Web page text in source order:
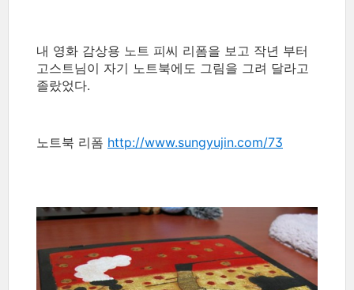
내 영화 감상용 노트 피씨 리폼을 보고 작년 부터
고스트님이 자기 노트북에도 그림을 그려 달라고
졸랐었다.
노트북 리폼 http://www.sungyujin.com/73